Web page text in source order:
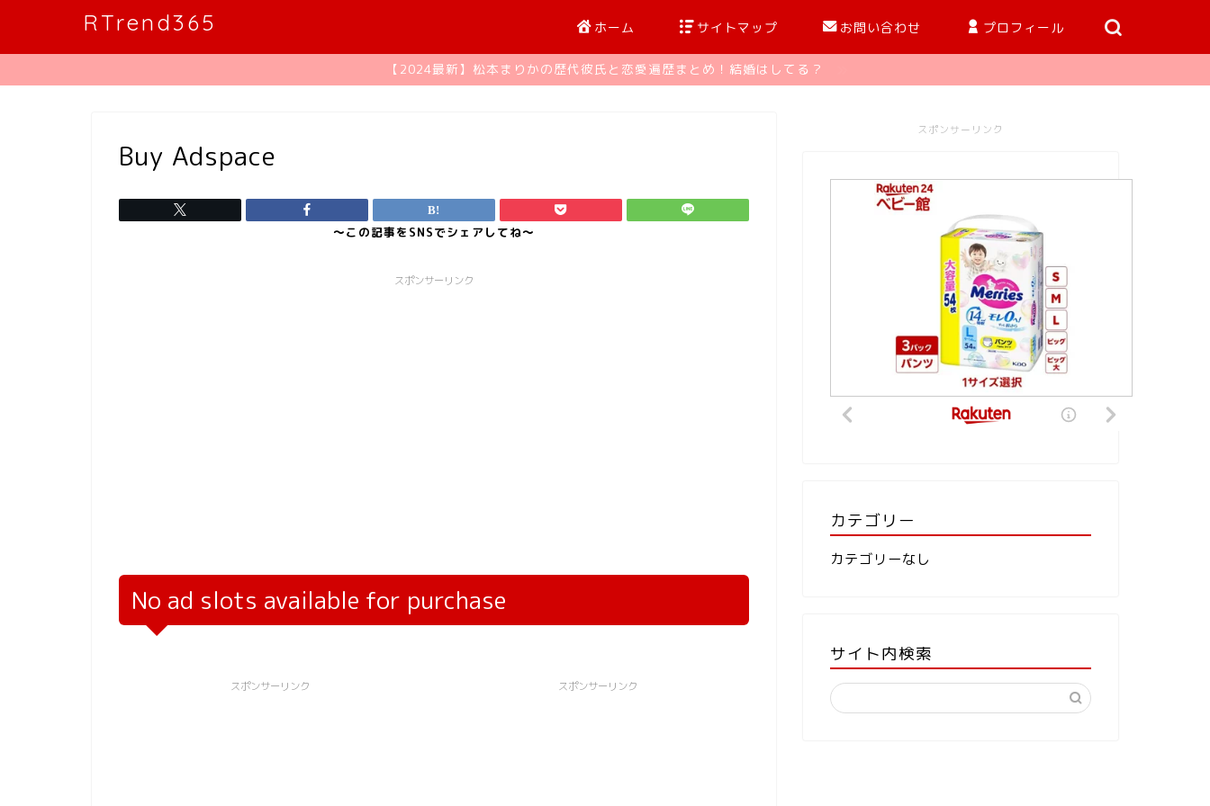
RTrend365 ホーム サイトマップ お問い合わせ プロフィール
【2024最新】松本まりかの歴代彼氏と恋愛遍歴まとめ！結婚はしてる？
Buy Adspace
スポンサーリンク
No ad slots available for purchase
スポンサーリンク スポンサーリンク
スポンサーリンク
カテゴリー
カテゴリーなし
サイト内検索